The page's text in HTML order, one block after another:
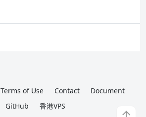
Terms of Use Contact
Document
GitHub
香港VPS